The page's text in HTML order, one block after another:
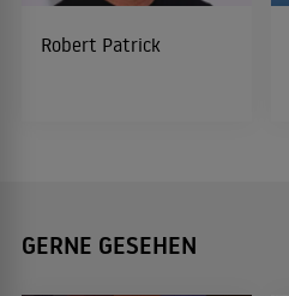
Robert Patrick
GERNE GESEHEN